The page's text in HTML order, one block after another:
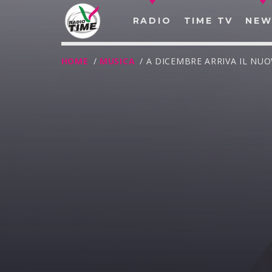
RADIO TIME TV
HOME / MUSICA / A DICEMBRE ARRIVA IL